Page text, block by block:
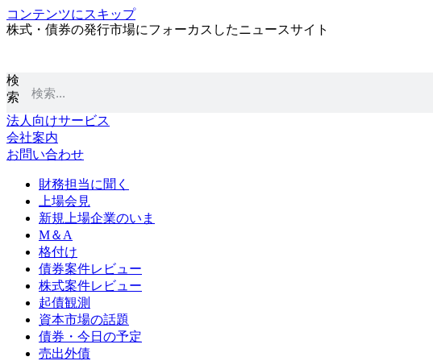
コンテンツにスキップ
株式・債券の発行市場にフォーカスしたニュースサイト
検
索
法人向けサービス
会社案内
お問い合わせ
財務担当に聞く
上場会見
新規上場企業のいま
M＆A
格付け
債券案件レビュー
株式案件レビュー
起債観測
資本市場の話題
債券・今日の予定
売出外債